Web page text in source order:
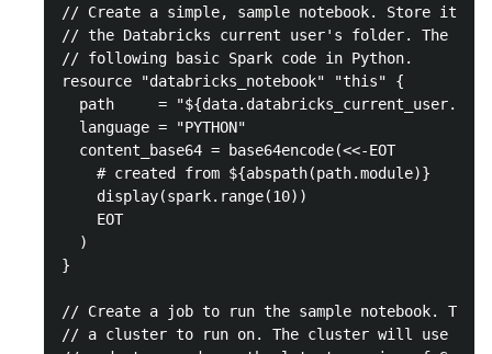
// Create a simple, sample notebook. Store it
// the Databricks current user's folder. The
// following basic Spark code in Python.
resource "databricks_notebook" "this" {
path     =
  language = "PYTHON"
  content_base64 = base64encode(<<-EOT
    # created from ${abspath(path.module)}
    display(spark.range(10))
    EOT
  )
}
// Create a job to run the sample notebook.
// a cluster to run on. The cluster will use the